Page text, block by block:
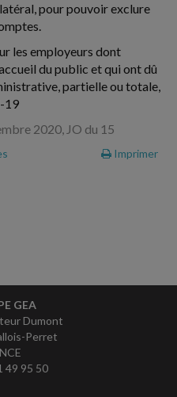
pour pouvoir exclure
les employeurs dont
du public et qui ont dû
partielle ou totale,
19
2020, JO du 15
Imprimer
GEA
Dumont
Perret
49 95 50